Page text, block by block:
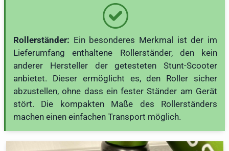
Rollerständer: Ein besonderes Merkmal ist der im
Lieferumfang enthaltene Rollerständer, den kein
anderer Hersteller der getesteten Stunt-Scooter
anbietet. Dieser ermöglicht es, den Roller sicher
abzustellen, ohne dass ein fester Ständer am Gerät
stört. Die kompakten Maße des Rollerständers
machen einen einfachen Transport möglich.